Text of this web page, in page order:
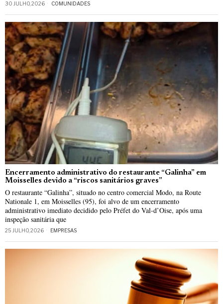
30 JULHO, 2026 COMUNIDADES
Encerramento administrativo do restaurante “Galinha” em
Moisselles devido a “riscos sanitários graves”
O restaurante “Galinha”, situado no centro comercial Modo, na Route
Nationale 1, em Moisselles (95), foi alvo de um encerramento
administrativo imediato decidido pelo Préfet do Val‑d’Oise, após uma
inspeção sanitária que
25 JULHO, 2026 EMPRESAS